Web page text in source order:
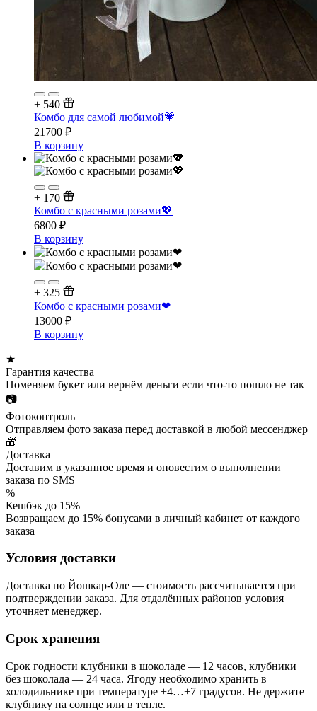
+ 540
Комбо для самой любимой💗
21700 ₽
В корзину
+ 170
Комбо с красными розами💖
6800 ₽
В корзину
+ 325
Комбо с красными розами❤
13000 ₽
В корзину
★
Гарантия качества
Поменяем букет или вернём деньги если что-то пошло не так
📷
Фотоконтроль
Отправляем фото заказа перед доставкой в любой мессенджер
🎁
Доставка
Доставим в указанное время и оповестим о выполнении
заказа по SMS
%
Кешбэк до 15%
Возвращаем до 15% бонусами в личный кабинет от каждого
заказа
Условия доставки
Доставка по Йошкар-Оле — стоимость рассчитывается при
подтверждении заказа. Для отдалённых районов условия
уточняет менеджер.
Срок хранения
Срок годности клубники в шоколаде — 12 часов, клубники
без шоколада — 24 часа. Ягоду необходимо хранить в
холодильнике при температуре +4…+7 градусов. Не держите
клубнику на солнце или в тепле.